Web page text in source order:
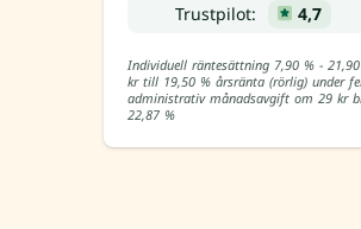
Trustpilot: 4,7
Individuell räntesättning 7,90 % -
kr till 19,50 % årsränta (rörlig) under
administrativ månadsavgift om 29 kr
22,87 %